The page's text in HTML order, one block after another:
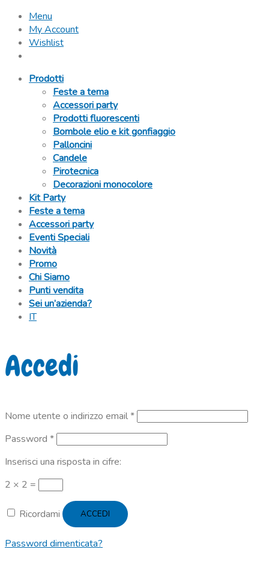
Menu
My Account
Wishlist
Prodotti
Feste a tema
Accessori party
Prodotti fluorescenti
Bombole elio e kit gonfiaggio
Palloncini
Candele
Pirotecnica
Decorazioni monocolore
Kit Party
Feste a tema
Accessori party
Eventi Speciali
Novità
Promo
Chi Siamo
Punti vendita
Sei un’azienda?
IT
Accedi
Nome utente o indirizzo email*Richiesto
Password *Richiesto
Inserisci una risposta in cifre:
2 × 2 =
Ricordami ACCEDI
Password dimenticata?